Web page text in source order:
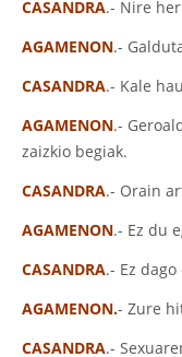
CASANDRA.- Nire
AGAMENON.-
CASANDRA.- Kale
AGAMENON.-
zaizkio begiak.
CASANDRA.- Orain
AGAMENON.- Ez du
CASANDRA.- Ez
AGAMENON.- Zure
CASANDRA.-